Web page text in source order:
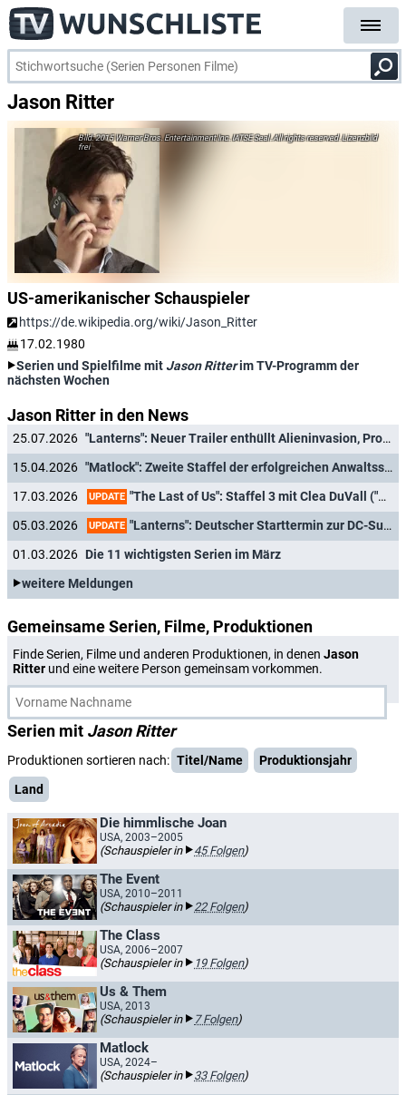
Jason Ritter
2015 Warner Bros. Entertainment Inc. IATSE Seal. All rights reserved. Lizenzbild
frei
US-amerikanischer Schauspieler
https://de.wikipedia.org/wiki/Jason_Ritter
17.02.1980
Serien und Spielfilme mit Jason Ritterim TV-Programm der
nächsten Wochen
Jason Ritter in den News
25.07.2026
"Lanterns": Neuer Trailer enthüllt Alieninvasion, Problem zwischen Hal Jordan und John Stewart
15.04.2026
"Matlock": Zweite Staffel der erfolgreichen Anwaltsserie mit Kathy Bates in Sicht
17.03.2026
UPDATE "The Last of Us": Staffel 3 mit Clea DuVall ("Veep"), Jason Ritter ("Matlock"), Patrick Wilson ("Watchmen") und weiter
05.03.2026 UPDATE "Lanterns": Deutscher Starttermin zur DC-Superheldenserie bestätigt
01.03.2026 Die 11 wichtigsten Serien im März
weitere Meldungen
Gemeinsame Serien, Filme, Produktionen
Finde Serien, Filme und anderen Produktionen, in denen Jason
Ritter und eine weitere Person gemeinsam vorkommen.
Serien mit Jason Ritter
Produktionen sortieren nach: Titel/Name
Produktionsjahr
Land
Die himmlische Joan
USA, 2003–2005
(Schauspieler in 45 Folgen)
The Event
USA, 2010–2011
(Schauspieler in 22 Folgen)
The Class
USA, 2006–2007
(Schauspieler in 19 Folgen)
Us & Them
USA, 2013
(Schauspieler in 7 Folgen)
Matlock
USA, 2024–
(Schauspieler in 33 Folgen)